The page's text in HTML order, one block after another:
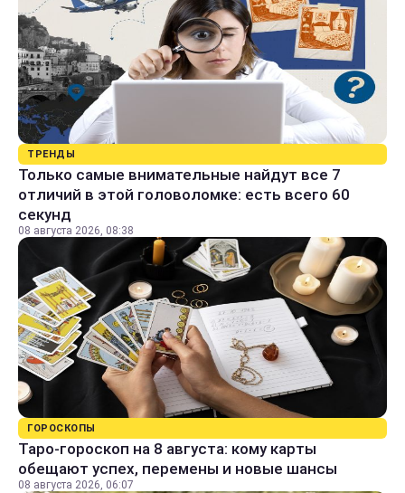
ТРЕНДЫ
Только самые внимательные найдут все 7
отличий в этой головоломке: есть всего 60
секунд
08 августа 2026, 08:38
ГОРОСКОПЫ
Таро-гороскоп на 8 августа: кому карты
обещают успех, перемены и новые шансы
08 августа 2026, 06:07